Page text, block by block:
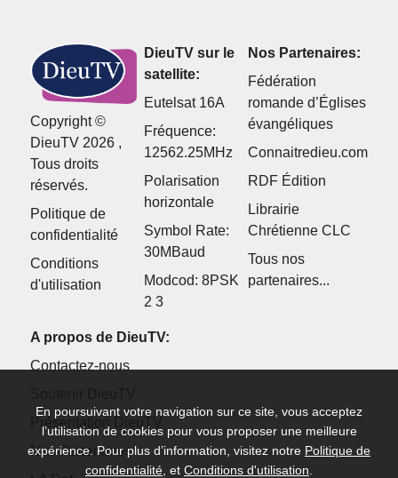
Copyright ©
DieuTV 2026 ,
Tous droits
réservés.
Politique de
confidentialité
Conditions
d'utilisation
DieuTV sur le
satellite:
Eutelsat 16A
Fréquence:
12562.25MHz
Polarisation
horizontale
Symbol Rate:
30MBaud
Modcod: 8PSK
2 3
Nos Partenaires:
Fédération
romande d’Églises
évangéliques
Connaitredieu.com
RDF Édition
Librairie
Chrétienne CLC
Tous nos
partenaires...
A propos de DieuTV:
Contactez-nous
Présentation DieuTV
Nos Partenaires
En poursuivant votre navigation sur ce site, vous acceptez
l’utilisation de cookies pour vous proposer une meilleure
expérience. Pour plus d’information, visitez notre Politique de
confidentialité , et Conditions d'utilisation